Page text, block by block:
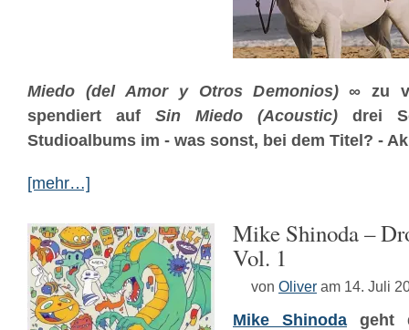
Miedo (del Amor y Otros Demonios) ∞ zu
spendiert auf Sin Miedo (Acoustic) drei
Studioalbums im - was sonst, bei dem Titel? -
[mehr…]
Mike Shinoda –
Vol. 1
von Oliver am 14. Juli
Mike Shinoda geht